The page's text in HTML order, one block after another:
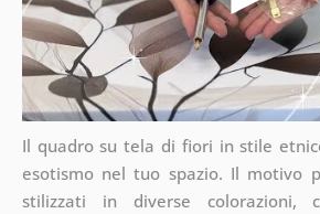
Il quadro su tela di fiori in stile
esotismo nel tuo spazio. Il motivo
stilizzati in diverse colorazioni,